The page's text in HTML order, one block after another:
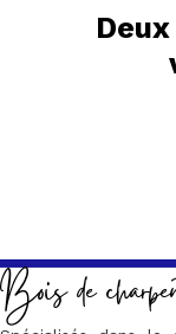
Bois de